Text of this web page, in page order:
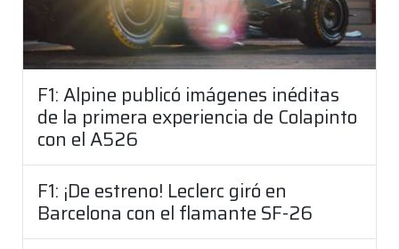
F1: Alpine publicó imágenes inéditas
de la primera experiencia de Colapinto
con el A526
F1: ¡De estreno! Leclerc giró en
Barcelona con el flamante SF-26